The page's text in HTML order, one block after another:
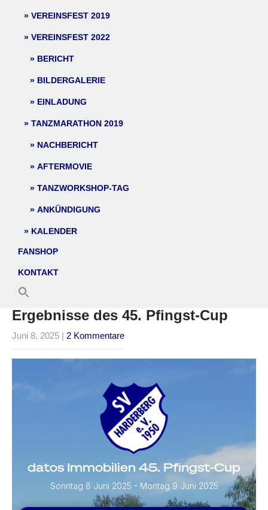
VEREINSFEST 2019
VEREINSFEST 2022
BERICHT
BILDERGALERIE
EINLADUNG
TANZMARATHON 2019
NACHBERICHT
AFTERMOVIE
TANZWORKSHOP-TAG
ANKÜNDIGUNG
KALENDER
FANSHOP
KONTAKT
Ergebnisse des 45. Pfingst-Cup
Juni 8, 2025 | 2 Kommentare